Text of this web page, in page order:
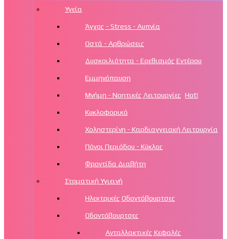
Υγεία
Άγχος - Stress - Αυπνία
Οστά - Αρθρώσεις
Δυσκοιλιότητα - Ερεθισμός Εντέρου
Εμμηνόπαυση
Μνήμη - Νοητικές Λειτουργίες Hot!
Κυκλοφορικό
Χοληστερίνη - Καρδιαγγειακή Λειτουργία
Πόνοι Περιόδου - Κύκλος
Φροντίδα Διαβήτη
Στοματική Υγιεινή
Ηλεκτρικές Οδοντόβουρτσες
Οδοντόβουρτσες
Ανταλλακτικές Κεφαλές